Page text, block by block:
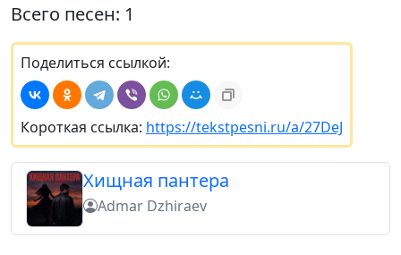
Всего песен: 1
Поделиться ссылкой:
Короткая ссылка: https://tekstpesni.ru/a/27DeJ
Хищная пантера
Admar Dzhiraev